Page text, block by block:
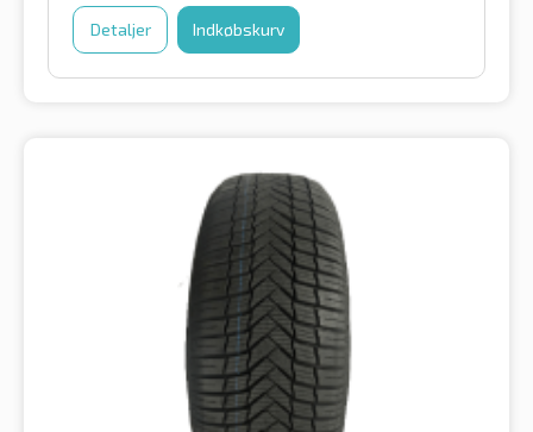
Detaljer Indkøbskurv